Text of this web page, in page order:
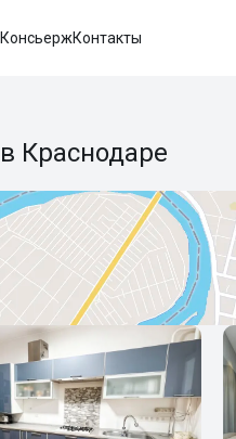
КонсьержКонтакты
Краснодаре